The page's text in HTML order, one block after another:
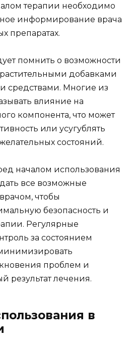
терапии необходимо
информирование врача
препаратах.
помнить о возможности
добавками
средствами. Многие из
влияние на
компонента, что может
или усугублять
состояний.
началом использования
все возможные
чтобы
безопасность и
Регулярные
за состоянием
проблем и
результат лечения.
в